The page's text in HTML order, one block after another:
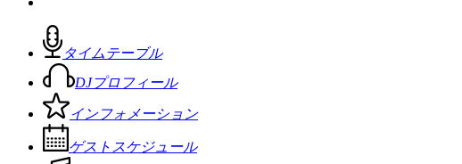
タイムテーブル
DJプロフィール
インフォメーション
ゲストスケジュール